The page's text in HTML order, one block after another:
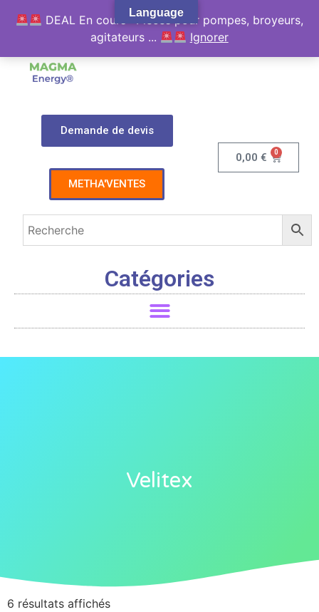
Demande de devis
METHA'VENTES
0,00€ 0
Catégories
Velitex
6 résultats affichés
Language
DEAL En cours : Pièces pour pompes, broyeurs,
agitateurs ...
Ignorer